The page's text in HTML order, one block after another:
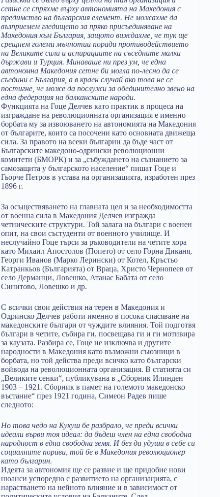
сетне се спряхме върху автономията на Македония с
предимство на българския елемент. Не можахме да
възприемем гледището за пряко присъединяване на
Македония към България, защото виждахме, че тук ще
срещнем големи мъчнотии поради противодействието
на Великите сили и аспирациите на съседните малки
държави и Турция. Минаваше ни през ум, че една
автономна Македония сетне би могла по-лесно да се
съедини с България, а в краен случай ако това не се
постигне, че може да послужи за обединително звено на
една федерация на балканските народи.
Функцията на Гоце Делчев като практик в процеса на
изграждане на революционната организация е именно
борбата му за извоюването на автономията на Македония
от българите, които са посочени като основната движеща
сила. За правото на всеки българин да бъде част от
Българските македоно-одрински революционни
комитети (БМОРК) и за „събуждането на съзнанието за
самозащита у българското население“ пишат Гоце и
Гьорче Петров в устава на организацията, изработен през
1896 г.
За осъществяването на главната цел и за необходимостта
от военна сила в Македония Делчев изгражда
четническите структури. Той залага на българи с военен
опит, на свои състуденти от военното училище. И
неслучайно Гоце търси за ръководители на четите хора
като Михаил Апостолов (Попето) от село Горна Диканя,
Георги Иванов (Марко Лерински) от Котел, Кръстьо
Катранкьов (Българията) от Враца, Христо Чернопеев от
село Дерманци, Ловешко, Атанас Баба̀та от село
Синитово, Ловешко и др.
С всички свои действия на терен в Македония и
Одринско Делчев работи именно в посока спасяване на
македонските българи от чуждите влияния. Той подготвя
българи в четите, събира ги, посвещава ги и ги мотивира
за каузата. Разбира се, Гоце не изключва и другите
народности в Македония като възможни съюзници в
борбата, но той действа преди всичко като български
войвода на революционната организация. В статията си
„Великите сенки“, публикувана в „Сборник Илинден
1903 – 1921. Сборник в памет на голeмото македонско
въстание“ през 1921 година, Симеон Радев пише
следното:
Но това чедо на Кукуш бе разбрало, че преди всички
идеали върви тоя идеал: да бъдеш член на една свободна
народност в една свободна земя. И без да удуши в себе си
социалните пориви, той бе в Македония революционер
като българин.
Идеята за автономия ще се развие и ще придобие нови
нюанси успоредно с развитието на организацията, с
нарастването на нейното влияние и в зависимост от